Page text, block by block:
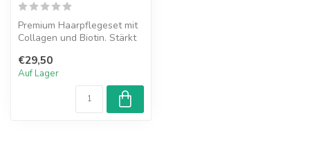
Premium Haarpflegeset mit
Collagen und Biotin. Stärkt
€29,50
Auf Lager